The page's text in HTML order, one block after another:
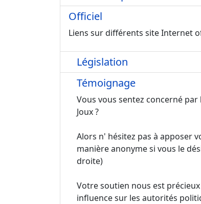
Officiel
Liens sur différents site Internet
Législation
Témoignage
Vous vous sentez concerné
Joux ?
Alors n' hésitez pas à apposer
manière anonyme si vous le
droite)
Votre soutien nous est
influence sur les autorités